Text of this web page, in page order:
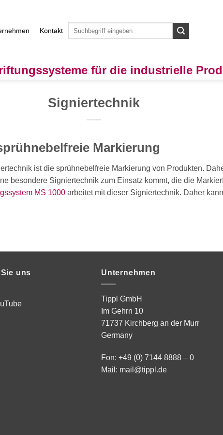
Kontakt
für die industrielle
Signiertechnik
Markierung
ist die sprühnebelfreie Markierung von Produkten.
besondere Signiertechnik zum Einsatz kommt, die die
MS 1000 arbeitet mit dieser Signiertechnik. Daher
uns Unternehmen
Tippl GmbH
Im Gehrn 10
71737 Kirchberg an der Murr
Germany
Fon: +49 (0) 7144 8888 – 0
Mail: mail@tippl.de